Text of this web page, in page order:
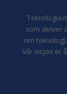
som skriver
om
Vår visjon er